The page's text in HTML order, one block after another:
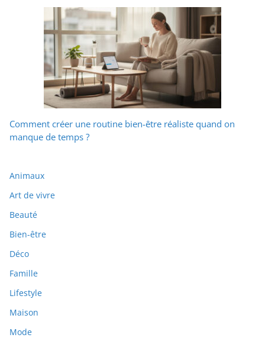
Comment créer une routine bien-être réaliste quand on
manque de temps ?
Animaux
Art de vivre
Beauté
Bien-être
Déco
Famille
Lifestyle
Maison
Mode